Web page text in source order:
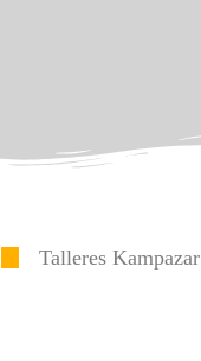
Talleres Kampazar